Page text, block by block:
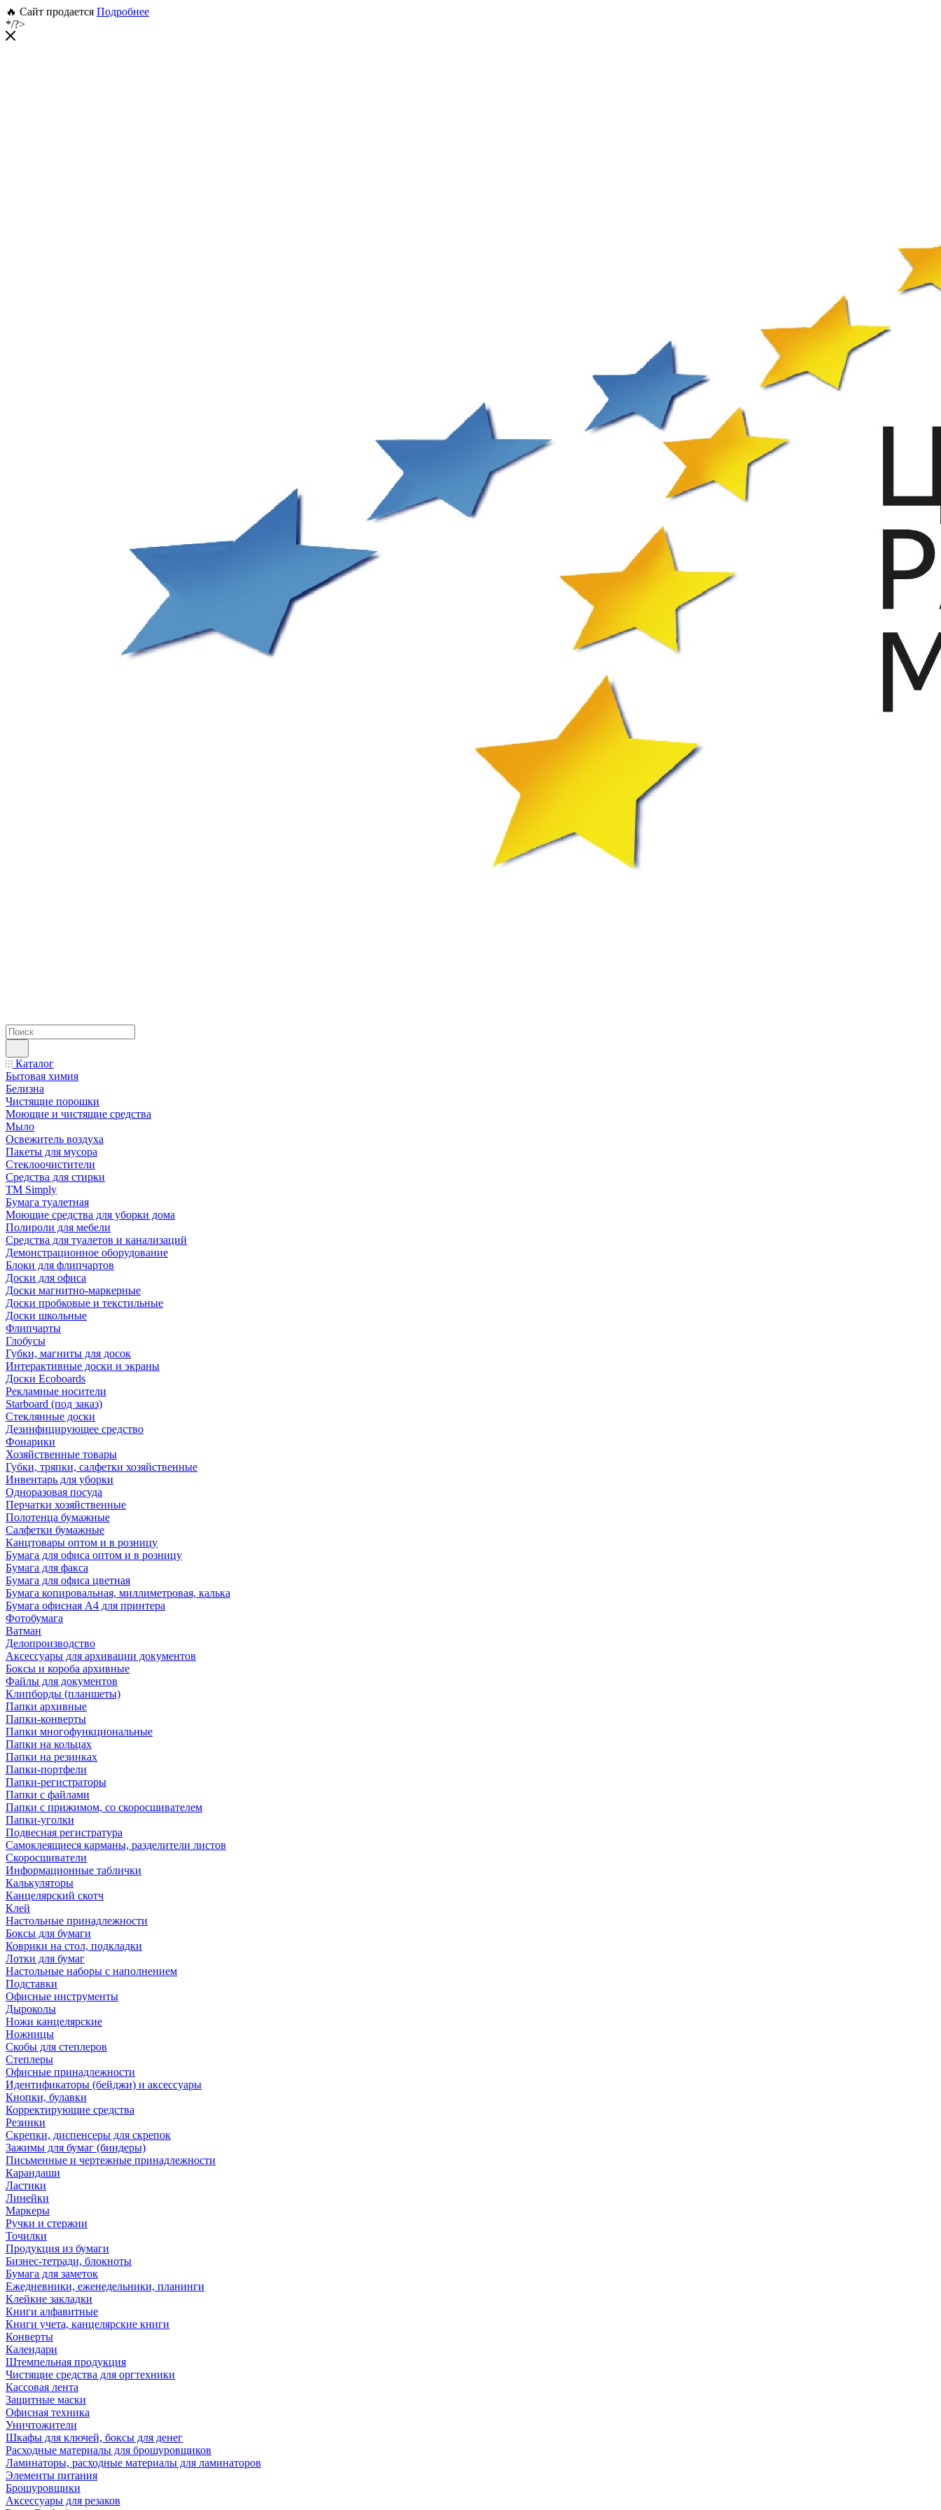
🔥 Сайт продается Подробнее
*/?>
Каталог
Бытовая химия
Белизна
Чистящие порошки
Моющие и чистящие средства
Мыло
Освежитель воздуха
Пакеты для мусора
Стеклоочистители
Средства для стирки
TM Simply
Бумага туалетная
Моющие средства для уборки дома
Полироли для мебели
Средства для туалетов и канализаций
Демонстрационное оборудование
Блоки для флипчартов
Доски для офиса
Доски магнитно-маркерные
Доски пробковые и текстильные
Доски школьные
Флипчарты
Глобусы
Губки, магниты для досок
Интерактивные доски и экраны
Доски Ecoboards
Рекламные носители
Starboard (под заказ)
Стеклянные доски
Дезинфицирующее средство
Фонарики
Хозяйственные товары
Губки, тряпки, салфетки хозяйственные
Инвентарь для уборки
Одноразовая посуда
Перчатки хозяйственные
Полотенца бумажные
Салфетки бумажные
Канцтовары оптом и в розницу
Бумага для офиса оптом и в розницу
Бумага для факса
Бумага для офиса цветная
Бумага копировальная, миллиметровая, калька
Бумага офисная А4 для принтера
Фотобумага
Ватман
Делопроизводство
Аксессуары для архивации документов
Боксы и короба архивные
Файлы для документов
Клипборды (планшеты)
Папки архивные
Папки-конверты
Папки многофункциональные
Папки на кольцах
Папки на резинках
Папки-портфели
Папки-регистраторы
Папки с файлами
Папки с прижимом, со скоросшивателем
Папки-уголки
Подвесная регистратура
Самоклеящиеся карманы, разделители листов
Скоросшиватели
Информационные таблички
Калькуляторы
Канцелярский скотч
Клей
Настольные принадлежности
Боксы для бумаги
Коврики на стол, подкладки
Лотки для бумаг
Настольные наборы с наполнением
Подставки
Офисные инструменты
Дыроколы
Ножи канцелярские
Ножницы
Скобы для степлеров
Степлеры
Офисные принадлежности
Идентификаторы (бейджи) и аксессуары
Кнопки, булавки
Корректирующие средства
Резинки
Скрепки, диспенсеры для скрепок
Зажимы для бумаг (биндеры)
Письменные и чертежные принадлежности
Карандаши
Ластики
Линейки
Маркеры
Ручки и стержни
Точилки
Продукция из бумаги
Бизнес-тетради, блокноты
Бумага для заметок
Ежедневники, еженедельники, планинги
Клейкие закладки
Книги алфавитные
Книги учета, канцелярские книги
Конверты
Календари
Штемпельная продукция
Чистящие средства для оргтехники
Кассовая лента
Защитные маски
Офисная техника
Уничтожители
Шкафы для ключей, боксы для денег
Расходные материалы для брошуровщиков
Ламинаторы, расходные материалы для ламинаторов
Элементы питания
Брошуровщики
Аксессуары для резаков